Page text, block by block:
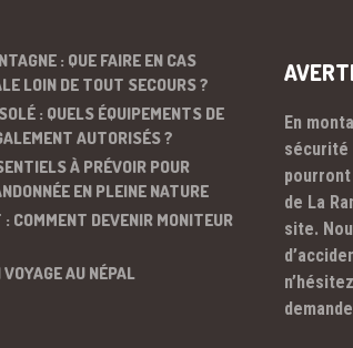
: QUE FAIRE EN CAS
LOIN DE TOUT SECOURS ?
: QUELS ÉQUIPEMENTS DE
AUTORISÉS ?
À PRÉVOIR POUR
EN PLEINE NATURE
COMMENT DEVENIR MONITEUR
VOYAGE AU NÉPAL
En
sécurité
de La
site.